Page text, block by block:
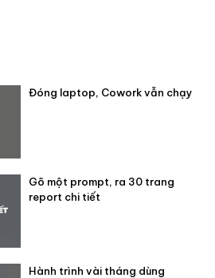
Đóng laptop, Cowork vẫn chạy
Gõ một prompt, ra 30 trang
report chi tiết
Hành trình vài tháng dùng